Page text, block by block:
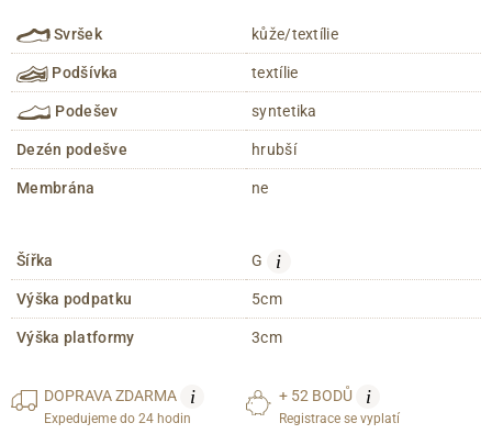
Svršek kůže/textílie
Podšívka textílie
Podešev syntetika
Dezén podešve hrubší
Membrána ne
Šířka G i
Výška podpatku 5cm
Výška platformy 3cm
DOPRAVAZDARMA i
Expedujeme do 24 hodin
+ 52 BODŮ i
Registrace se vyplatí